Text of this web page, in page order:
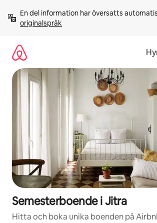
innehåll
En del information har översatts
originalspråk
Semesterboende i Jitra
Hitta och boka unika boenden på